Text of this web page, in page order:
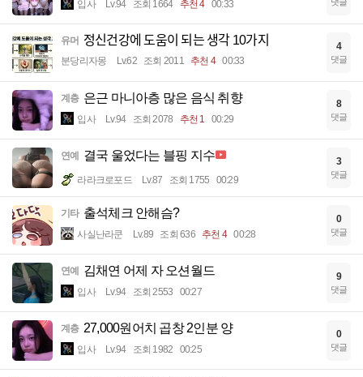
입사 Lv.94 조회 1664 추천 4 00:33
유머 정신건강에 도움이 되는 생각 10가지
분당리자몽 Lv.62 조회 2011 추천 4 00:33
4
댓글
계층 은근 마니아층 많은 음식 취향
입사 Lv.94 조회 2078 추천 1 00:29
8
댓글
연예 결국 울었다는 블핑 지수
라라크로포드 Lv.87 조회 1755 00:29
3
댓글
기타 출석체크 안해슴?
사실난라쿤 Lv.89 조회 636 추천 4 00:28
0
댓글
연예 김채연 어제 자 오션월드
입사 Lv.94 조회 2553 00:27
9
댓글
계층 27,000원어치 곱창 2인분 양
입사 Lv.94 조회 1982 00:25
0
댓글